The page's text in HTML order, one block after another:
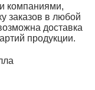
компаниями,
заказов в любой
доставка
продукции.